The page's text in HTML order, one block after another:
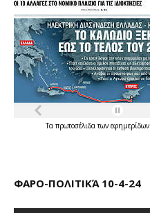
Τα πρωτοσέλιδατων εφημερίδων
ΦΑΡΟ-ΠΟΛΙΤΙΚΆ 10-4-24